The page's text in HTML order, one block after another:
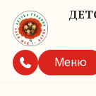
Меню